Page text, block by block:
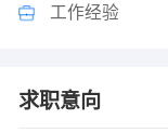
工作经验
求职意向